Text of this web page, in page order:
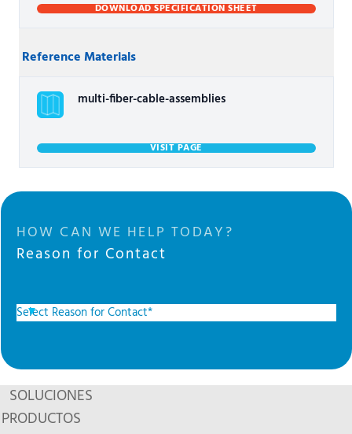
DOWNLOAD SPECIFICATION SHEET
Reference Materials
multi-fiber-cable-assemblies
VISIT PAGE
HOW CAN WE HELP TODAY?
Reason for Contact
SOLUCIONES
PRODUCTOS